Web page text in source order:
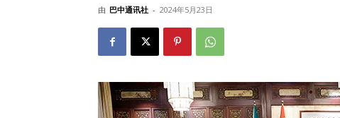
由 巴中通讯社 - 2024年5月23日